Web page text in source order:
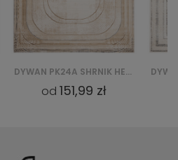
DYWAN PK24A SHRNIK HERA HBV - KREMOWY DYWAN PG48A HERA HBV - BIAŁY
od151,99 zł